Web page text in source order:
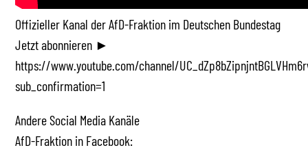
Offizieller Kanal der AfD-Fraktion im Deutschen Bundestag
Jetzt abonnieren ►
https://www.youtube.com/channel/
sub_confirmation=1
Andere Social Media Kanäle
AfD-Fraktion in Facebook: